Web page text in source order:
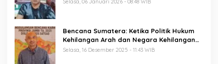
Selasa, 06 Januari 2026 - 08:48 WIB
Bencana Sumatera: Ketika Politik Hukum
Kehilangan Arah dan Negara Kehilangan
Keberanian
Selasa, 16 Desember 2025 - 11:43 WIB